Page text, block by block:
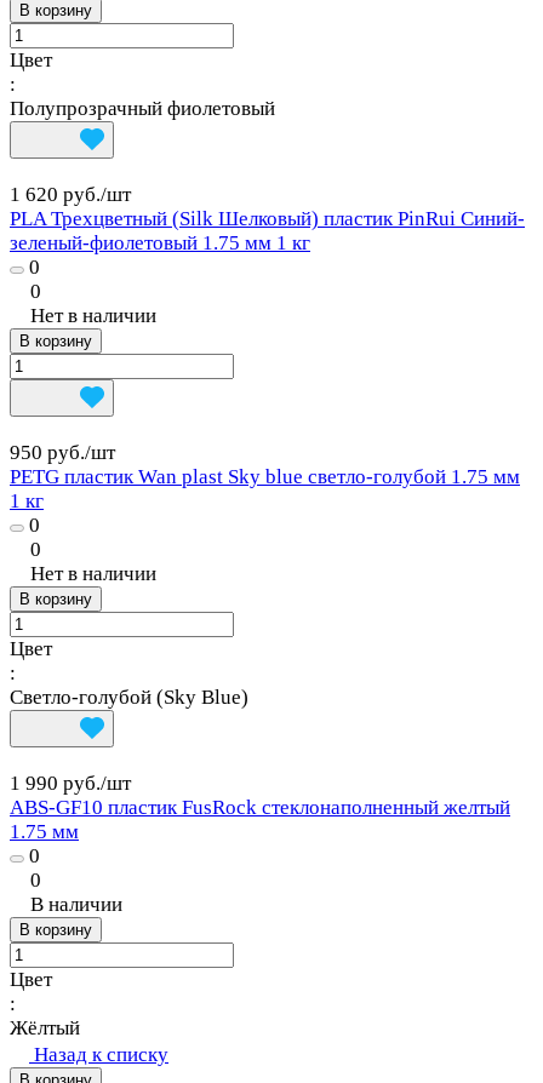
В корзину
Цвет
:
Полупрозрачный фиолетовый
1 620 руб./шт
PLA Трехцветный (Silk Шелковый) пластик PinRui Синий-
зеленый-фиолетовый 1.75 мм 1 кг
0
0
Нет в наличии
В корзину
950 руб./шт
PETG пластик Wan plast Sky blue светло-голубой 1.75 мм
1 кг
0
0
Нет в наличии
В корзину
Цвет
:
Светло-голубой (Sky Blue)
1 990 руб./шт
ABS-GF10 пластик FusRock стеклонаполненный желтый
1.75 мм
0
0
В наличии
В корзину
Цвет
:
Жёлтый
Назад к списку